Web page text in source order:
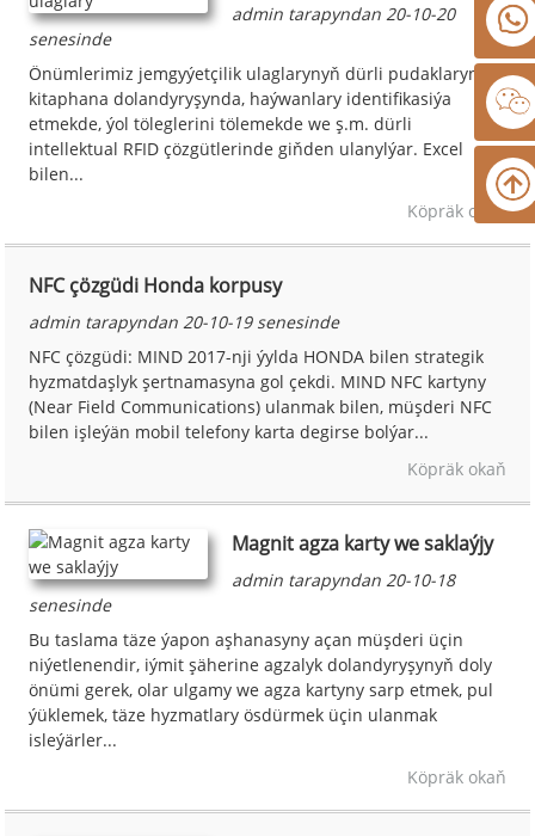
admin tarapyndan 20-10-20
senesinde
Önümlerimiz jemgyýetçilik ulaglarynyň dürli pudaklarynda,
kitaphana dolandyryşynda, haýwanlary identifikasiýa
etmekde, ýol töleglerini tölemekde we ş.m. dürli
intellektual RFID çözgütlerinde giňden ulanylýar. Excel
bilen...
Köpräk okaň
NFC çözgüdi Honda korpusy
admin tarapyndan 20-10-19 senesinde
NFC çözgüdi: MIND 2017-nji ýylda HONDA bilen strategik
hyzmatdaşlyk şertnamasyna gol çekdi. MIND NFC kartyny
(Near Field Communications) ulanmak bilen, müşderi NFC
bilen işleýän mobil telefony karta degirse bolýar...
Köpräk okaň
Magnit agza karty we saklaýjy
admin tarapyndan 20-10-18
senesinde
Bu taslama täze ýapon aşhanasyny açan müşderi üçin
niýetlenendir, iýmit şäherine agzalyk dolandyryşynyň doly
önümi gerek, olar ulgamy we agza kartyny sarp etmek, pul
ýüklemek, täze hyzmatlary ösdürmek üçin ulanmak
isleýärler...
Köpräk okaň